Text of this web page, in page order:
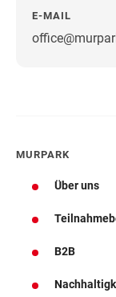
E-MAIL
MURPARK
Über uns
B2B